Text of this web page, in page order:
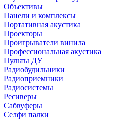
Объективы
Панели и комплексы
Портативная акустика
Проекторы
Проигрыватели винила
Профессиональная акустика
Пульты ДУ
Радиобудильники
Радиоприемники
Радиосистемы
Ресиверы
Сабвуферы
Селфи палки